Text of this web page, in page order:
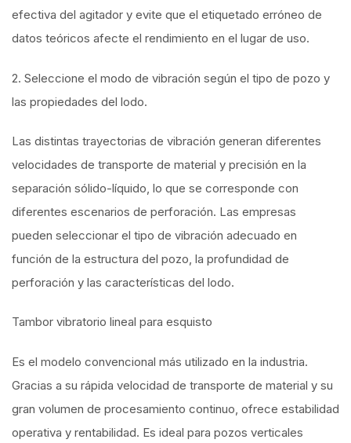
efectiva del agitador y evite que el etiquetado erróneo de
datos teóricos afecte el rendimiento en el lugar de uso.
2. Seleccione el modo de vibración según el tipo de pozo y
las propiedades del lodo.
Las distintas trayectorias de vibración generan diferentes
velocidades de transporte de material y precisión en la
separación sólido-líquido, lo que se corresponde con
diferentes escenarios de perforación. Las empresas
pueden seleccionar el tipo de vibración adecuado en
función de la estructura del pozo, la profundidad de
perforación y las características del lodo.
Tambor vibratorio lineal para esquisto
Es el modelo convencional más utilizado en la industria.
Gracias a su rápida velocidad de transporte de material y su
gran volumen de procesamiento continuo, ofrece estabilidad
operativa y rentabilidad. Es ideal para pozos verticales